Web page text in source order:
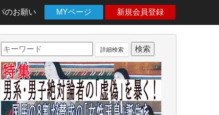
のお願い MYページ 新規会員登録
詳細検索